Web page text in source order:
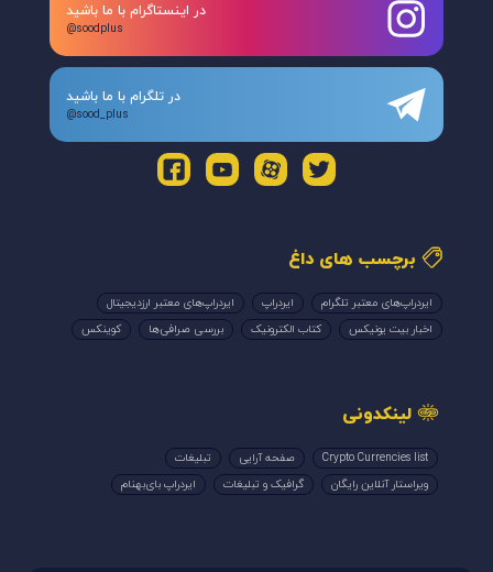
در اینستاگرام با ما باشید
@soodplus
در تلگرام با ما باشید
@sood_plus
برچسب های داغ
ایردراپ‌های معتبر تلگرام ایردراپ
ایردراپ‌های معتبر ارزدیجیتال
اخبار بیت یونیکس
کتاب الکترونیک بررسی صرافی‌ها کوینکس
لینکدونی
Crypto Currencies list صفحه آرایی
تبلیغات
ویراستار آنلاین رایگان
گرافیک و تبلیغات ایردراپ بای‌بهنام